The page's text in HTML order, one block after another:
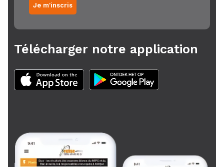
Je m'inscris
Télécharger notre application